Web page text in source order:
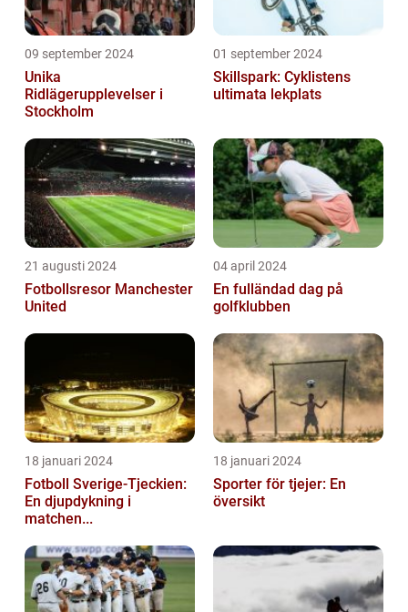
09 september 2024
Unika
Ridlägerupplevelser i
Stockholm
01 september 2024
Skillspark: Cyklistens
ultimata lekplats
21 augusti 2024
Fotbollsresor Manchester
United
04 april 2024
En fulländad dag på
golfklubben
18 januari 2024
Fotboll Sverige-Tjeckien:
En djupdykning i
matchen...
18 januari 2024
Sporter för tjejer: En
översikt